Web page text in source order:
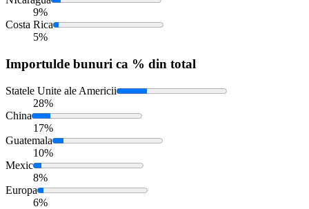
9%
Costa Rica
5%
Importulde bunuri ca % din total
Statele Unite ale Americii
28%
China
17%
Guatemala
10%
Mexic
8%
Europa
6%